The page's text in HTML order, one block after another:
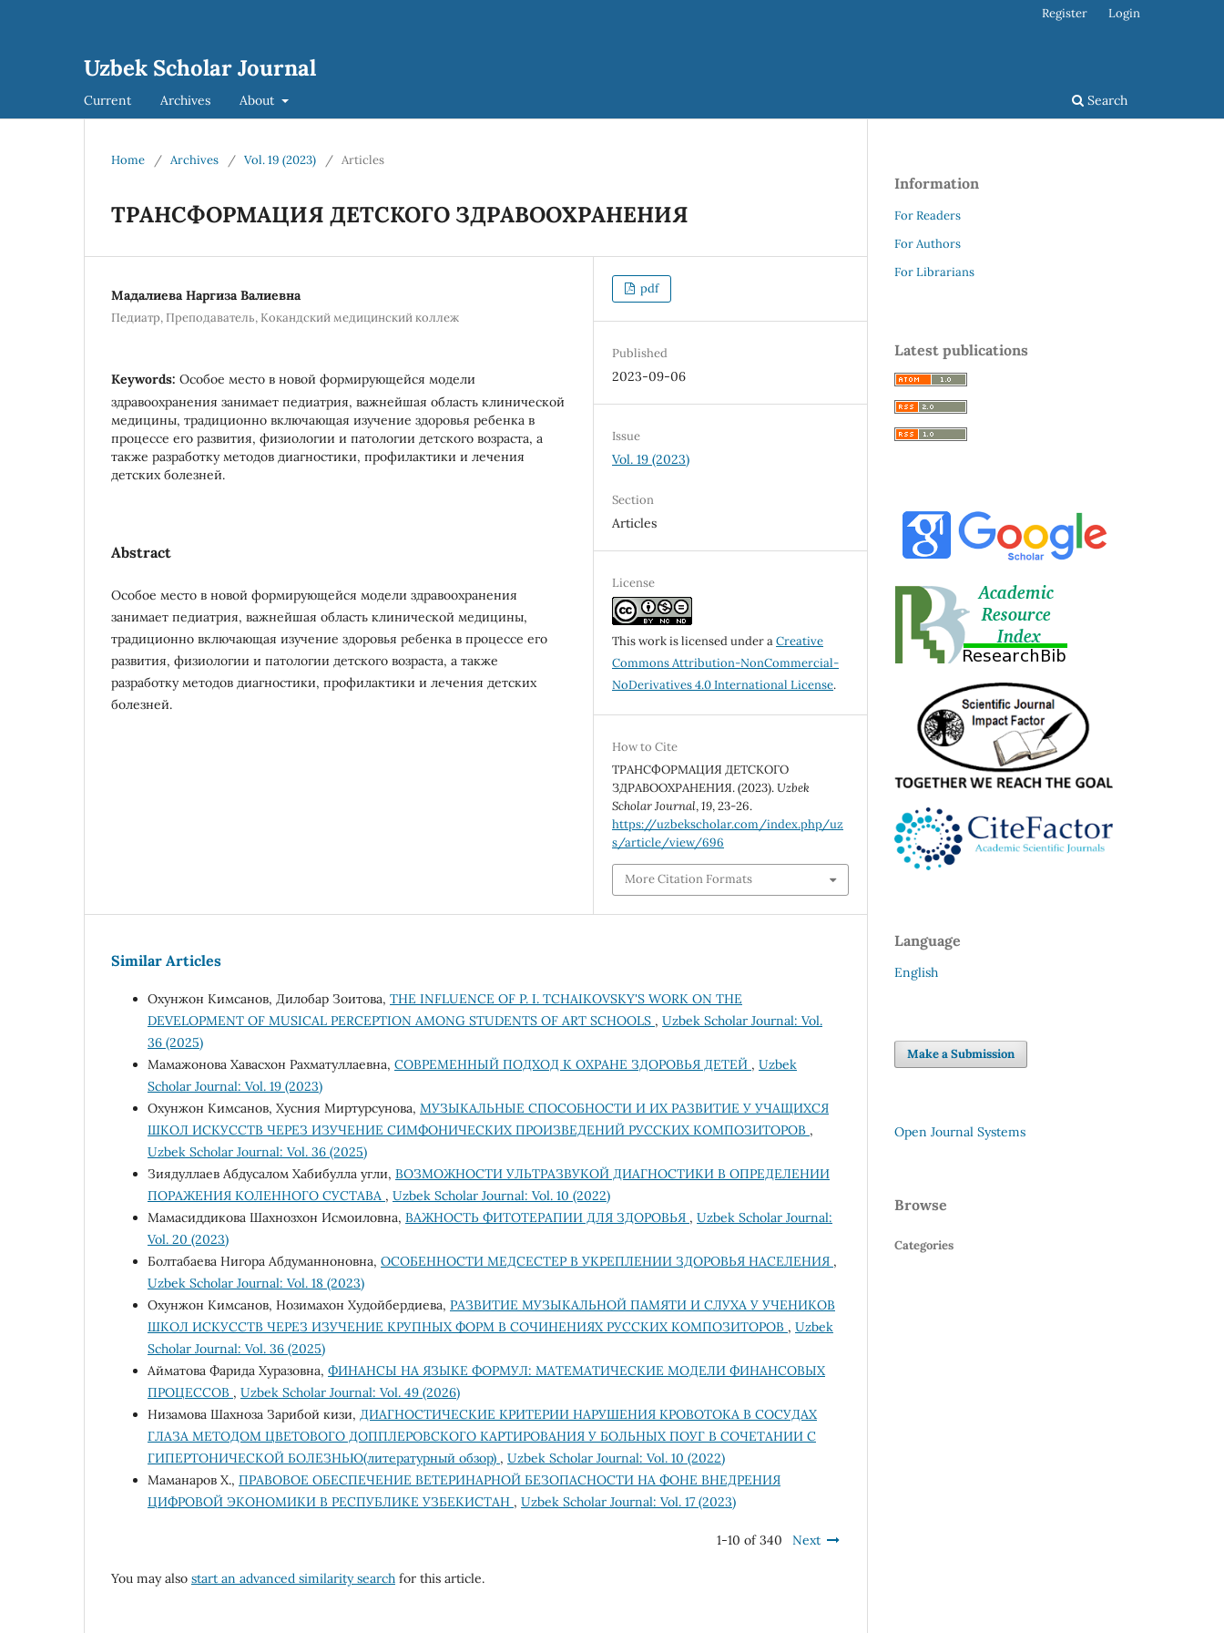
Uzbek Scholar Journal
Current Archives About Search
Register Login
Home / Archives / Vol. 19 (2023) / Articles
ТРАНСФОРМАЦИЯ ДЕТСКОГО ЗДРАВООХРАНЕНИЯ
Мадалиева Наргиза Валиевна
Педиатр, Преподаватель, Кокандский медицинский коллеж
Keywords: Особое место в новой формирующейся модели
здравоохранения занимает педиатрия, важнейшая область клинической
медицины, традиционно включающая изучение здоровья ребенка в
процессе его развития, физиологии и патологии детского возраста, а
также разработку методов диагностики, профилактики и лечения
детских болезней.
Abstract
Особое место в новой формирующейся модели здравоохранения
занимает педиатрия, важнейшая область клинической медицины,
традиционно включающая изучение здоровья ребенка в процессе его
развития, физиологии и патологии детского возраста, а также
разработку методов диагностики, профилактики и лечения детских
болезней.
pdf
Published
2023-09-06
Issue
Vol. 19 (2023)
Section
Articles
License
This work is licensed under aCreative
Commons Attribution-NonCommercial-
NoDerivatives 4.0 International License.
How to Cite
ТРАНСФОРМАЦИЯ ДЕТСКОГО
ЗДРАВООХРАНЕНИЯ. (2023).Uzbek
Scholar Journal,19, 23-26.
https://uzbekscholar.com/index.php/uz
s/article/view/696
More Citation Formats
Similar Articles
Охунжон Кимсанов, Дилобар Зоитова, THE INFLUENCE OF P. I. TCHAIKOVSKY'S WORK ON THE
DEVELOPMENT OF MUSICAL PERCEPTION AMONG STUDENTS OF ART SCHOOLS , Uzbek Scholar Journal: Vol.
36 (2025)
Мамажонова Хавасхон Рахматуллаевна, СОВРЕМЕННЫЙ ПОДХОД К ОХРАНЕ ЗДОРОВЬЯ ДЕТЕЙ , Uzbek
Scholar Journal: Vol. 19 (2023)
Охунжон Кимсанов, Хусния Миртурсунова, МУЗЫКАЛЬНЫЕ СПОСОБНОСТИ И ИХ РАЗВИТИЕ У УЧАЩИХСЯ
ШКОЛ ИСКУССТВ ЧЕРЕЗ ИЗУЧЕНИЕ СИМФОНИЧЕСКИХ ПРОИЗВЕДЕНИЙ РУССКИХ КОМПОЗИТОРОВ ,
Uzbek Scholar Journal: Vol. 36 (2025)
Зиядуллаев Абдусалом Хабибулла угли, ВОЗМОЖНОСТИ УЛЬТРАЗВУКОЙ ДИАГНОСТИКИ В ОПРЕДЕЛЕНИИ
ПОРАЖЕНИЯ КОЛЕННОГО СУСТАВА , Uzbek Scholar Journal: Vol. 10 (2022)
Мамасиддикова Шахнозхон Исмоиловна, ВАЖНОСТЬ ФИТОТЕРАПИИ ДЛЯ ЗДОРОВЬЯ , Uzbek Scholar Journal:
Vol. 20 (2023)
Болтабаева Нигора Абдуманноновна, ОСОБЕННОСТИ МЕДСЕСТЕР В УКРЕПЛЕНИИ ЗДОРОВЬЯ НАСЕЛЕНИЯ ,
Uzbek Scholar Journal: Vol. 18 (2023)
Охунжон Кимсанов, Нозимахон Худойбердиева, РАЗВИТИЕ МУЗЫКАЛЬНОЙ ПАМЯТИ И СЛУХА У УЧЕНИКОВ
ШКОЛ ИСКУССТВ ЧЕРЕЗ ИЗУЧЕНИЕ КРУПНЫХ ФОРМ В СОЧИНЕНИЯХ РУССКИХ КОМПОЗИТОРОВ , Uzbek
Scholar Journal: Vol. 36 (2025)
Айматова Фарида Хуразовна, ФИНАНСЫ НА ЯЗЫКЕ ФОРМУЛ: МАТЕМАТИЧЕСКИЕ МОДЕЛИ ФИНАНСОВЫХ
ПРОЦЕССОВ , Uzbek Scholar Journal: Vol. 49 (2026)
Низамова Шахноза Зарибой кизи, ДИАГНОСТИЧЕСКИЕ КРИТЕРИИ НАРУШЕНИЯ КРОВОТОКА В СОСУДАХ
ГЛАЗА МЕТОДОМ ЦВЕТОВОГО ДОППЛЕРОВСКОГО КАРТИРОВАНИЯ У БОЛЬНЫХ ПОУГ В СОЧЕТАНИИ С
ГИПЕРТОНИЧЕСКОЙ БОЛЕЗНЬЮ(литературный обзор) , Uzbek Scholar Journal: Vol. 10 (2022)
Маманаров Х., ПРАВОВОЕ ОБЕСПЕЧЕНИЕ ВЕТЕРИНАРНОЙ БЕЗОПАСНОСТИ НА ФОНЕ ВНЕДРЕНИЯ
ЦИФРОВОЙ ЭКОНОМИКИ В РЕСПУБЛИКЕ УЗБЕКИСТАН , Uzbek Scholar Journal: Vol. 17 (2023)
1-10 of 340 Next
You may also start an advanced similarity search for this article.
Information
For Readers
For Authors
For Librarians
Latest publications
Language
English
Make a Submission
Open Journal Systems
Browse
Categories